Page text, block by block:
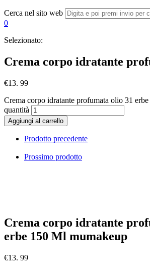
Cerca nel sito web
0
Selezionato:
Crema corpo idratante
€13. 99
Crema corpo idratante profumata olio 31
quantità
Aggiungi al carrello
Prodotto precedente
Prossimo prodotto
Crema corpo idratante
erbe 150 Ml mumakeup
€13. 99